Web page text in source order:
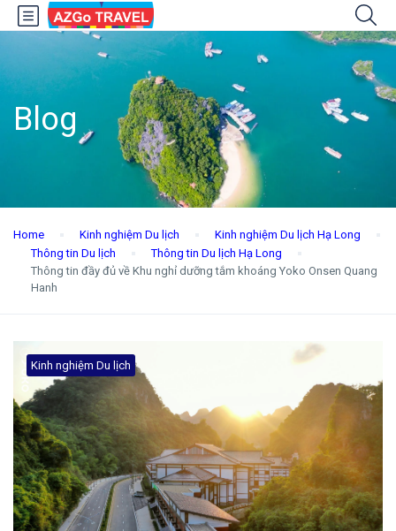
Blog
Home Kinh nghiệm Du lịch
Kinh nghiệm Du lịch Hạ Long
Thông tin Du lịch
Thông tin Du lịch Hạ Long
Thông tin đầy đủ về Khu nghỉ dưỡng tắm khoáng Yoko Onsen Quang
Hanh
Kinh nghiệm Du lịch